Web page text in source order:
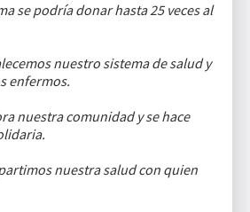
se podría donar hasta 25 veces al
nuestro sistema de salud y
enfermos.
nuestra comunidad y se hace
nuestra salud con quien